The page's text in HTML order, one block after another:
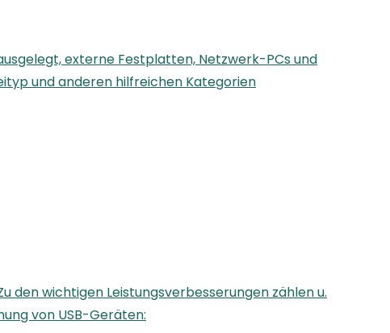
externe Festplatten, Netzwerk-PCs und
und anderen hilfreichen Kategorien
den wichtigen Leistungsverbesserungen zählen u.
von USB-Geräten: